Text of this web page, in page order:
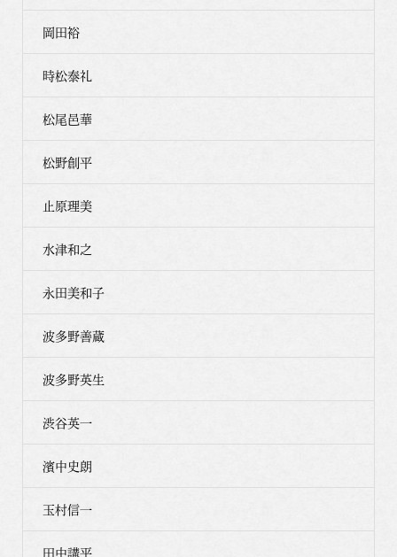
岡田裕
時松泰礼
松尾邑華
松野創平
止原理美
水津和之
永田美和子
波多野善蔵
波多野英生
渋谷英一
濱中史朗
玉村信一
田中講平